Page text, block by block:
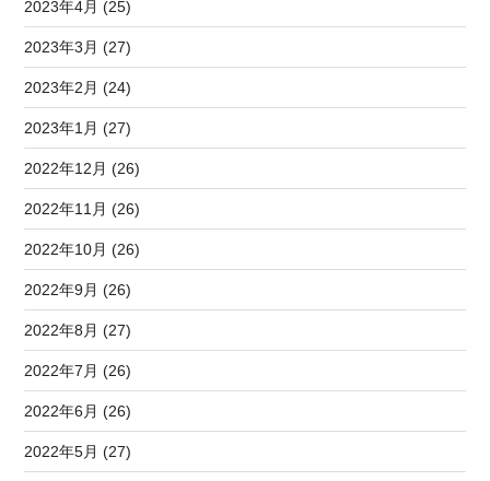
2023年4月 (25)
2023年3月 (27)
2023年2月 (24)
2023年1月 (27)
2022年12月 (26)
2022年11月 (26)
2022年10月 (26)
2022年9月 (26)
2022年8月 (27)
2022年7月 (26)
2022年6月 (26)
2022年5月 (27)